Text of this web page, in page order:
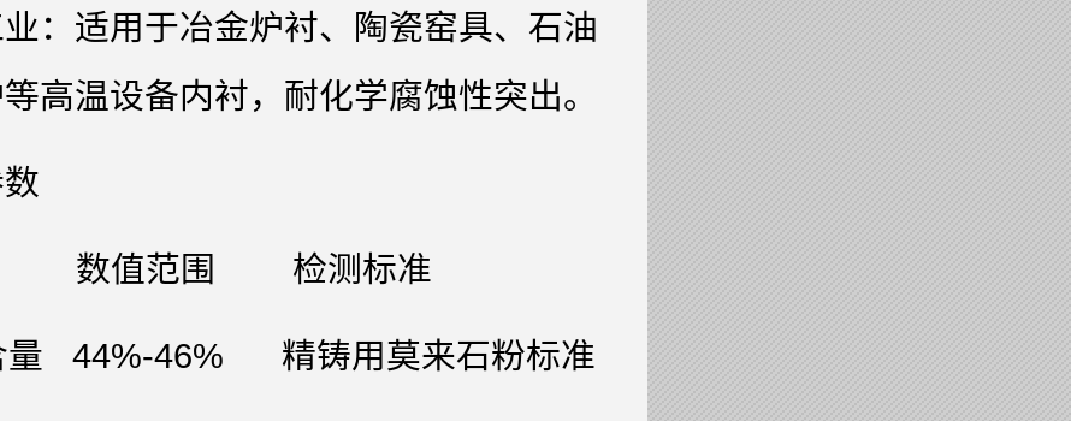
：适用于冶金炉衬、陶瓷窑具、石油
高温设备内衬，耐化学腐蚀性突出。
数值范围 检测标准
量 44%-46% 精铸用莫来石粉标准